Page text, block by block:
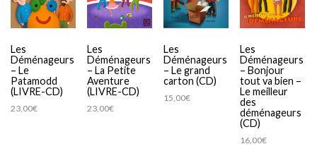
Les
Déménageurs
– Le
Patamodd
(LIVRE-CD)
23,00€
Les
Déménageurs
– La Petite
Aventure
(LIVRE-CD)
23,00€
Les
Déménageurs
– Le grand
carton (CD)
15,00€
Les
Déménageurs
– Bonjour
tout va bien –
Le meilleur
des
déménageurs
(CD)
16,00€